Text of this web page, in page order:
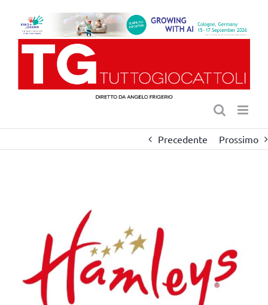
contenuto
Precedente Prossimo